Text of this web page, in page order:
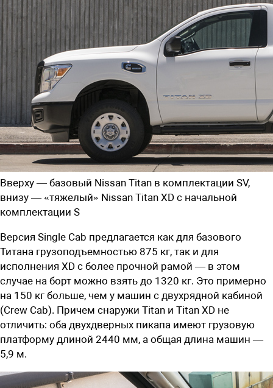
Вверху — базовый Nissan Titan в комплектации SV,
внизу — «тяжелый» Nissan Titan XD с начальной
комплектации S
Версия Single Cab предлагается как для базового
Титана грузоподъемностью 875 кг, так и для
исполнения XD с более прочной рамой — в этом
случае на борт можно взять до 1320 кг. Это примерно
на 150 кг больше, чем у машин с двухрядной кабиной
(Crew Cab). Причем снаружи Titan и Titan XD не
отличить: оба двухдверных пикапа имеют грузовую
платформу длиной 2440 мм, а общая длина машин —
5,9 м.